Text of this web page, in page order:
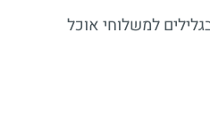
למשלוחי אוכל